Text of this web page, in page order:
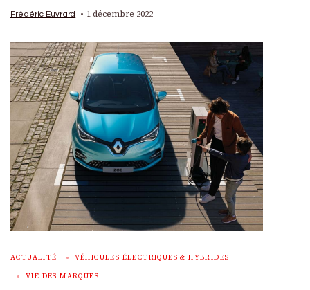
Frédéric Euvrard 1 décembre 2022
ACTUALITÉ VÉHICULES ÉLECTRIQUES & HYBRIDES
VIE DES MARQUES